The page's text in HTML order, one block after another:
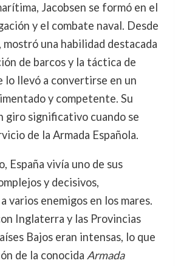
Jacobsen se formó en el
y el combate naval. Desde
mostró una habilidad destacada
de barcos y la táctica de
lo llevó a convertirse en un
y competente. Su
giro significativo cuando se
de la Armada Española.
España vivía uno de sus
y decisivos,
varios enemigos en los mares.
Inglaterra y las Provincias
Bajos eran intensas, lo que
de la conocida Armada